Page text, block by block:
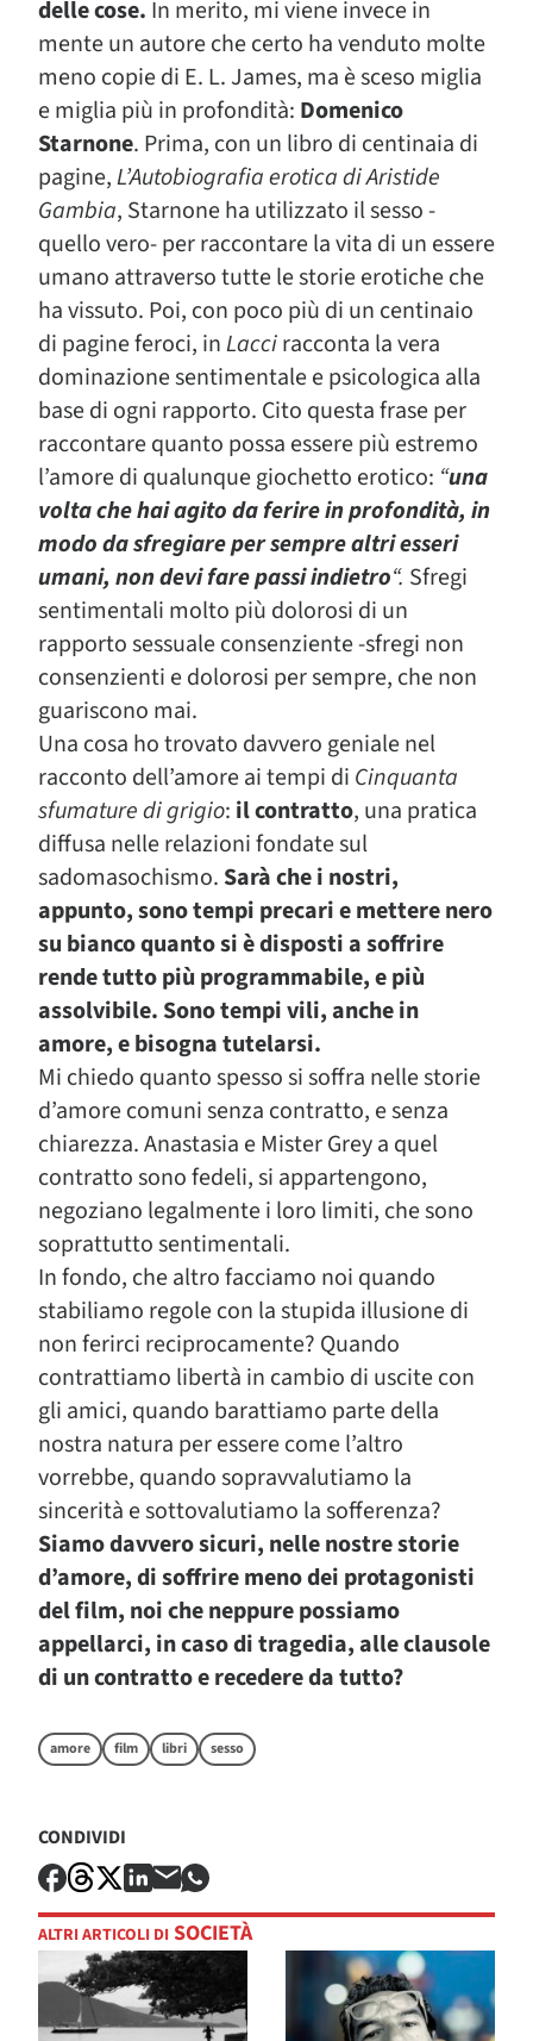
delle cose. In merito, mi viene invece in
mente un autore che certo ha venduto molte
meno copie di E. L. James, ma è sceso miglia
e miglia più in profondità: Domenico
Starnone. Prima, con un libro di centinaia di
pagine,L’Autobiografia erotica di Aristide
Gambia, Starnone ha utilizzato il sesso -
quello vero- per raccontare la vita di un essere
umano attraverso tutte le storie erotiche che
ha vissuto. Poi, con poco più di un centinaio
di pagine feroci, inLacciracconta la vera
dominazione sentimentale e psicologica alla
base di ogni rapporto. Cito questa frase per
raccontare quanto possa essere più estremo
l’amore di qualunque giochetto erotico: “una
volta che hai agito da ferire in profondità, in
modo da sfregiare per sempre altri esseri
umani, non devi fare passi indietro“. Sfregi
sentimentali molto più dolorosi di un
rapporto sessuale consenziente -sfregi non
consenzienti e dolorosi per sempre, che non
guariscono mai.
Una cosa ho trovato davvero geniale nel
racconto dell’amore ai tempi di Cinquanta
sfumature di grigio: il contratto, una pratica
diffusa nelle relazioni fondate sul
sadomasochismo. Sarà che i nostri,
appunto, sono tempi precari e mettere nero
su bianco quanto si è disposti a soffrire
rende tutto più programmabile, e più
assolvibile. Sono tempi vili, anche in
amore, e bisogna tutelarsi.
Mi chiedo quanto spesso si soffra nelle storie
d’amore comuni senza contratto, e senza
chiarezza. Anastasia e Mister Grey a quel
contratto sono fedeli, si appartengono,
negoziano legalmente i loro limiti, che sono
soprattutto sentimentali.
In fondo, che altro facciamo noi quando
stabiliamo regole con la stupida illusione di
non ferirci reciprocamente? Quando
contrattiamo libertà in cambio di uscite con
gli amici, quando barattiamo parte della
nostra natura per essere come l’altro
vorrebbe, quando sopravvalutiamo la
sincerità e sottovalutiamo la sofferenza?
Siamo davvero sicuri, nelle nostre storie
d’amore, di soffrire meno dei protagonisti
del film, noi che neppure possiamo
appellarci, in caso di tragedia, alle clausole
di un contratto e recedere da tutto?
amore film libri sesso
CONDIVIDI
ALTRI ARTICOLI DI SOCIETÀ